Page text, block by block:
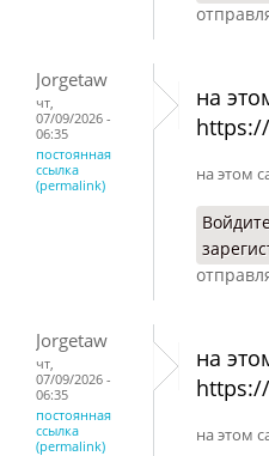
Jorgetaw
чт,
07/09/2026 -
06:35
постоянная
ссылка
(permalink)
на
на этом
Jorgetaw
чт,
07/09/2026 -
06:35
постоянная
ссылка
(permalink)
на
на этом